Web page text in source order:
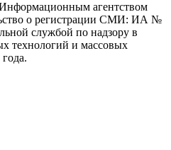
агентством
о регистрации СМИ: ИА №
службой по надзору в
технологий и массовых